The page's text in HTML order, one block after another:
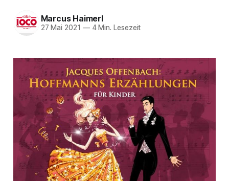
Marcus Haimerl
27 Mai 2021 —4 Min. Lesezeit